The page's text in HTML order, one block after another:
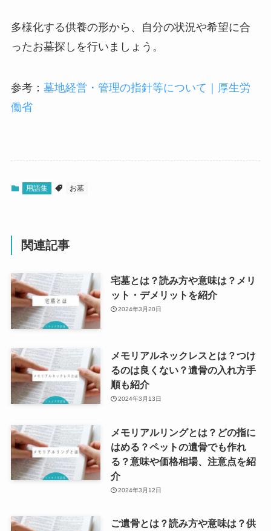
多様化する供養の形から、自分の状況や希望に合
ったお墓探しを行いましょう。
参考： 墓地経営・管理の指針等について｜厚生労
働省
用語集 お墓
関連記事
宅墓とは？読み方や意味は？メリ
ット・デメリットを紹介
2024年3月20日
メモリアルネックレスとは？つけ
るのは良くない？遺骨の入れ方手
順も紹介
2024年3月13日
メモリアルリングとは？どの指に
はめる？ペットの遺骨でも作れ
る？意味や価格相場、注意点を紹
介
2024年3月12日
ご遺骨とは？読み方や意味は？供